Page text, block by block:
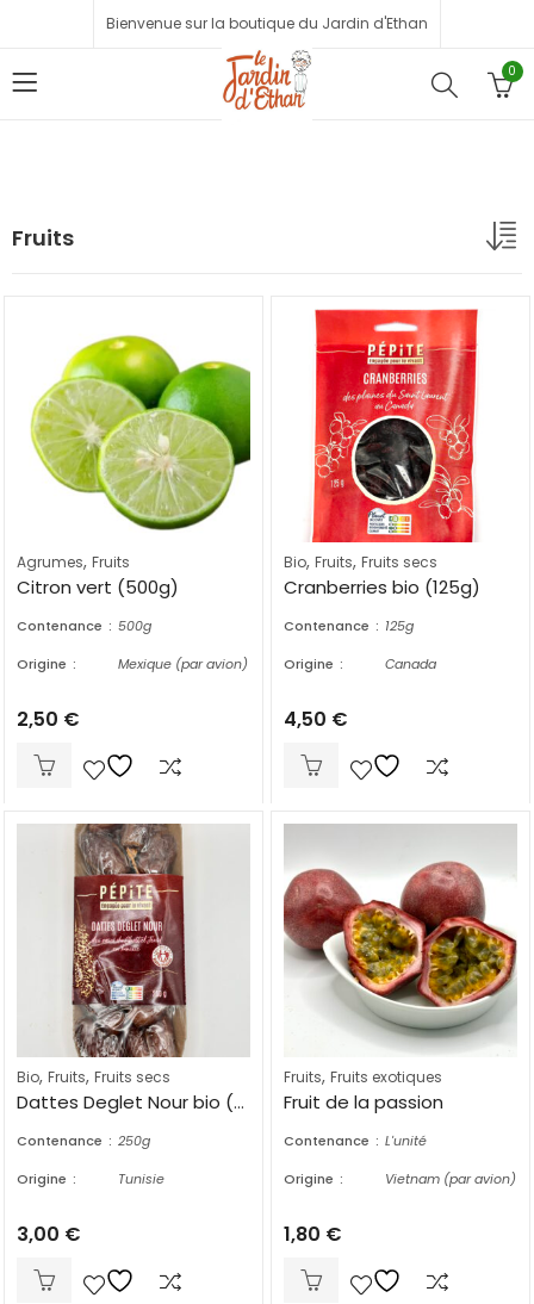
Bienvenue sur la boutique du Jardin d'Ethan
0
Fruits
Agrumes, Fruits
Citron vert (500g)
Contenance
500g
Origine
Mexique (par avion)
2,50 €
Bio, Fruits, Fruits secs
Cranberries bio (125g)
Contenance
125g
Origine
Canada
4,50 €
Bio, Fruits, Fruits secs
Dattes Deglet Nour bio (250g)
Contenance
250g
Origine
Tunisie
3,00 €
Fruits, Fruits exotiques
Fruit de la passion
Contenance
L'unité
Origine
Vietnam (par avion)
1,80 €